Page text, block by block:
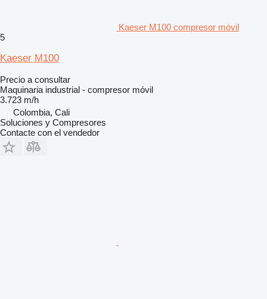
Kaeser M100 compresor móvil
5
Kaeser M100
Precio a consultar
Maquinaria industrial - compresor móvil
3.723 m/h
Colombia, Cali
Soluciones y Compresores
Contacte con el vendedor